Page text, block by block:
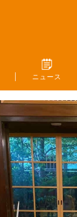
ニュース